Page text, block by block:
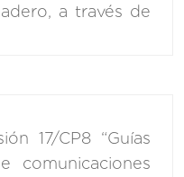
a través de
17/CP8 “Guías
comunicaciones